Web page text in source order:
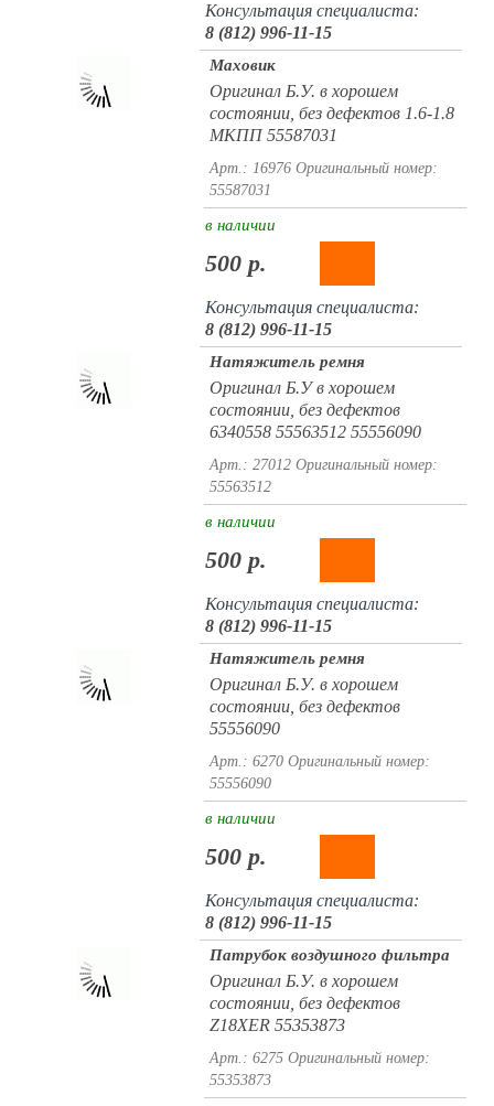
Консультация специалиста:
8 (812) 996-11-15
Маховик
Оригинал Б.У. в хорошем
состоянии, без дефектов 1.6-1.8
МКПП 55587031
Арт.: 16976 Оригинальный номер:
55587031
в наличии
500 р.
Консультация специалиста:
8 (812) 996-11-15
Натяжитель ремня
Оригинал Б.У в хорошем
состоянии, без дефектов
6340558 55563512 55556090
Арт.: 27012 Оригинальный номер:
55563512
в наличии
500 р.
Консультация специалиста:
8 (812) 996-11-15
Натяжитель ремня
Оригинал Б.У. в хорошем
состоянии, без дефектов
55556090
Арт.: 6270 Оригинальный номер:
55556090
в наличии
500 р.
Консультация специалиста:
8 (812) 996-11-15
Патрубок воздушного фильтра
Оригинал Б.У. в хорошем
состоянии, без дефектов
Z18XER 55353873
Арт.: 6275 Оригинальный номер:
55353873